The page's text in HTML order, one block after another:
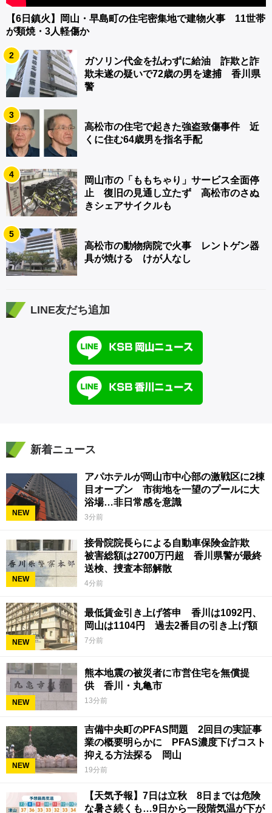
【6日鎮火】岡山・早島町の住宅密集地で建物火事 11世帯
が類焼・3人軽傷か
2
ガソリン代金を払わずに給油 詐欺と詐
欺未遂の疑いで72歳の男を逮捕 香川県
警
3
高松市の住宅で起きた強盗致傷事件 近
くに住む64歳男を指名手配
4
岡山市の「ももちゃり」サービス全面停
止 復旧の見通し立たず 高松市のさぬ
きシェアサイクルも
5
高松市の動物病院で火事 レントゲン器
具が焼ける けが人なし
LINE友だち追加
新着ニュース
NEW
アパホテルが岡山市中心部の激戦区に2棟
目オープン 市街地を一望のプールに大
浴場…非日常感を意識
3分前
NEW
接骨院院長らによる自動車保険金詐欺
被害総額は2700万円超 香川県警が最終
送検、捜査本部解散
4分前
NEW
最低賃金引き上げ答申 香川は1092円、
岡山は1104円 過去2番目の引き上げ額
7分前
NEW
熊本地震の被災者に市営住宅を無償提
供 香川・丸亀市
13分前
NEW
吉備中央町のPFAS問題 2回目の実証事
業の概要明らかに PFAS濃度下げコスト
抑える方法探る 岡山
19分前
【天気予報】7日は立秋 8日までは危険
な暑さ続くも…9日から一段階気温が下が